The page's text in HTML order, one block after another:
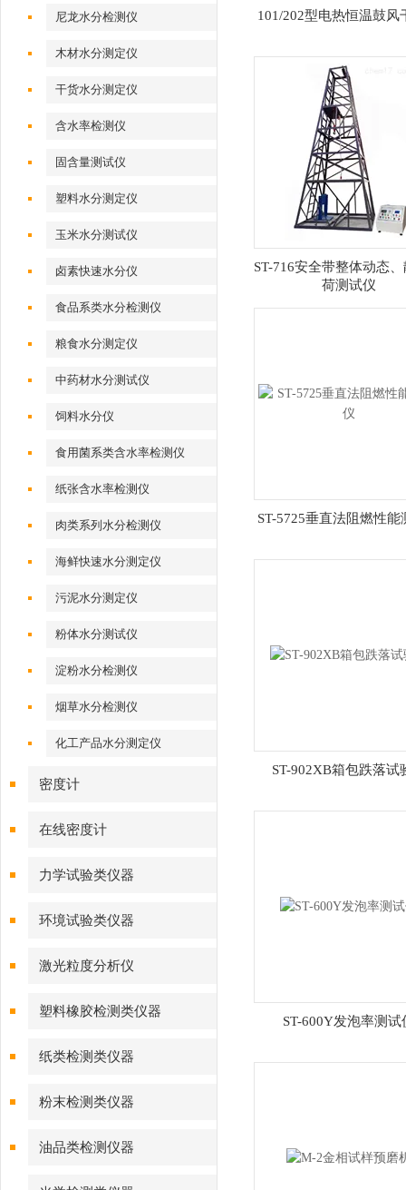
尼龙水分检测仪
木材水分测定仪
干货水分测定仪
含水率检测仪
固含量测试仪
塑料水分测定仪
玉米水分测试仪
卤素快速水分仪
食品系类水分检测仪
粮食水分测定仪
中药材水分测试仪
饲料水分仪
食用菌系类含水率检测仪
纸张含水率检测仪
肉类系列水分检测仪
海鲜快速水分测定仪
污泥水分测定仪
粉体水分测试仪
淀粉水分检测仪
烟草水分检测仪
化工产品水分测定仪
密度计
在线密度计
力学试验类仪器
环境试验类仪器
激光粒度分析仪
塑料橡胶检测类仪器
纸类检测类仪器
粉末检测类仪器
油品类检测仪器
101/202型电热恒温鼓风
ST-716安全带整体动态
荷测试仪
ST-5725垂直法阻燃性能
ST-902XB箱包跌落试
ST-600Y发泡率测试